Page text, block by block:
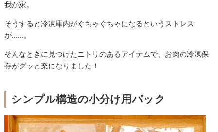
我が家。
そうすると冷凍庫内がぐちゃぐちゃになるというストレス
が……。
そんなときに見つけたニトリのあるアイテムで、お肉の冷凍保
存がグッと楽になりました！
シンプル構造の小分け用パック